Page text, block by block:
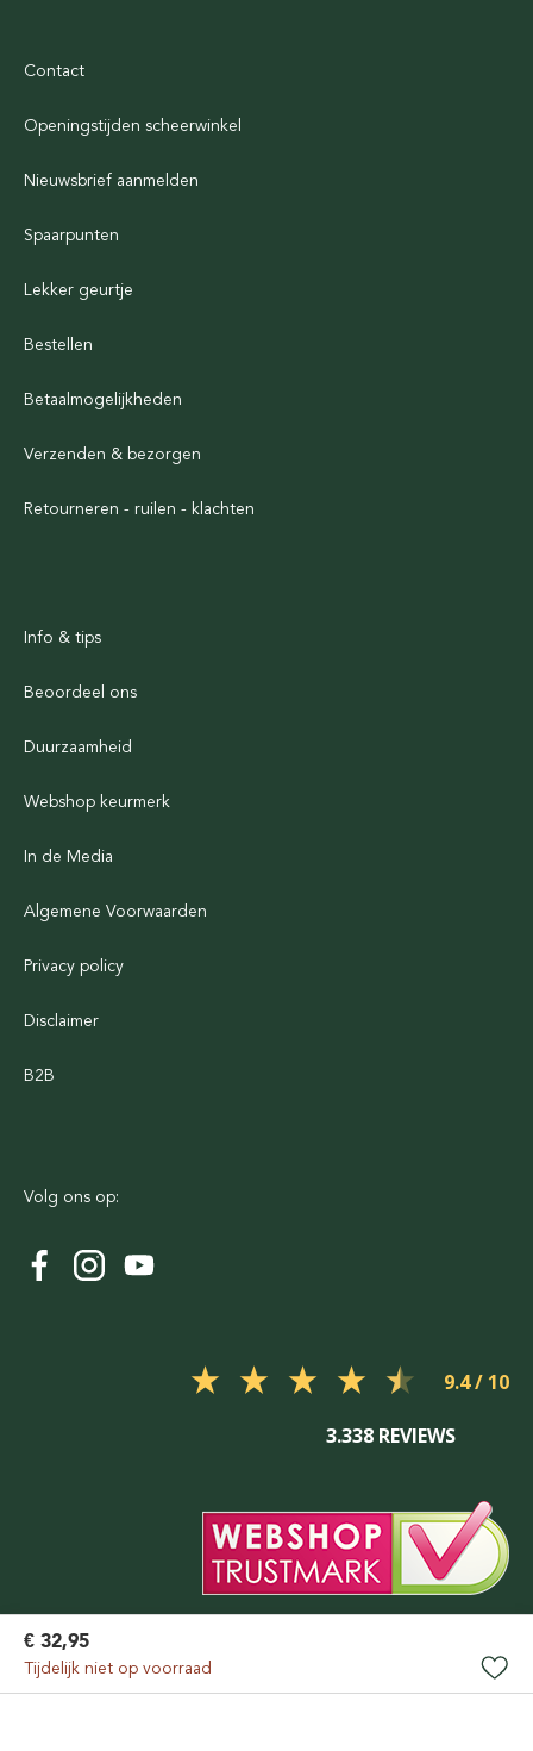
€ 32,95
Tijdelijk niet op voorraad
Contact
Openingstijden scheerwinkel
Nieuwsbrief aanmelden
Spaarpunten
Lekker geurtje
Bestellen
Betaalmogelijkheden
Verzenden & bezorgen
Retourneren - ruilen - klachten
Info & tips
Beoordeel ons
Duurzaamheid
Webshop keurmerk
In de Media
Algemene Voorwaarden
Privacy policy
Disclaimer
B2B
Volg ons op:
9.4
3.338 REVIEWS